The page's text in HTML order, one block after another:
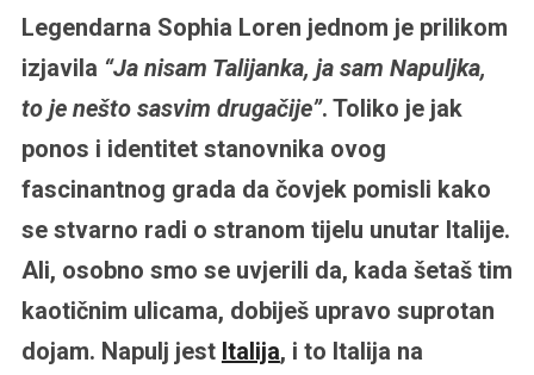
Legendarna Sophia Loren jednom je prilikom
izjavila “Ja nisam Talijanka, ja sam Napuljka,
to je nešto sasvim drugačije”. Toliko je jak
ponos i identitet stanovnika ovog
fascinantnog grada da čovjek pomisli kako
se stvarno radi o stranom tijelu unutar Italije.
Ali, osobno smo se uvjerili da, kada šetaš tim
kaotičnim ulicama, dobiješ upravo suprotan
dojam. Napulj jest Italija, i to Italija na